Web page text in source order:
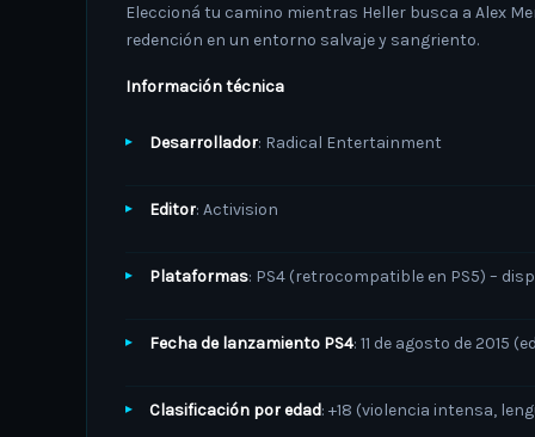
Eleccioná tu camino mientras Heller busca a Alex
redención en un entorno salvaje y sangriento.
Información técnica
Desarrollador: Radical Entertainment
Editor: Activision
Plataformas: PS4 (retrocompatible en PS5) –
Fecha de lanzamiento PS4: 11 de agosto de 2015
Clasificación por edad: +18 (violencia intensa,